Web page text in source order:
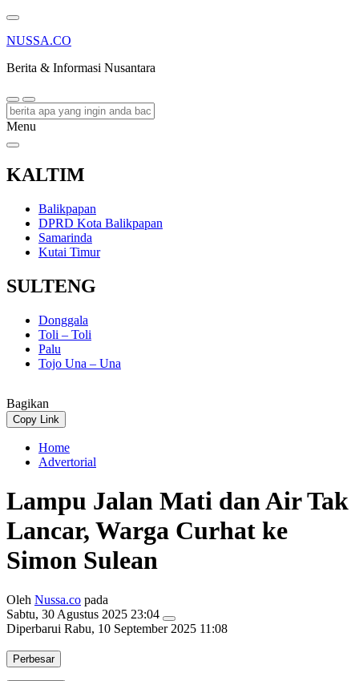
NUSSA.CO
Berita & Informasi Nusantara
Menu
KALTIM
Balikpapan
DPRD Kota Balikpapan
Samarinda
Kutai Timur
SULTENG
Donggala
Toli – Toli
Palu
Tojo Una – Una
Bagikan
Copy Link
Home
Advertorial
Lampu Jalan Mati dan Air Tak
Lancar, Warga Curhat ke
Simon Sulean
Oleh Nussa.co pada
Sabtu, 30 Agustus 2025 23:04
Diperbarui Rabu, 10 September 2025 11:08
Perbesar